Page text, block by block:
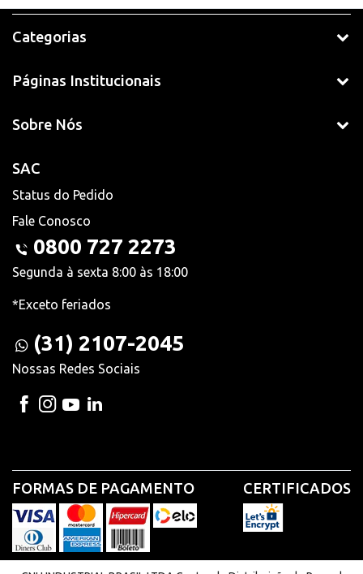
Categorias
Páginas Institucionais
Sobre Nós
SAC
Status do Pedido
Fale Conosco
0800 727 2273
Segunda à sexta 8:00 às 18:00
*Exceto feriados
(31) 2107-2045
Nossas Redes Sociais
FORMAS DE PAGAMENTO CERTIFICADOS